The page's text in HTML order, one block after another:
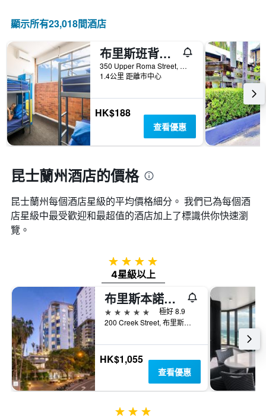
天
找
到
的
本
週
末
房
間
平
格。
圖
表
具
有
1Y
軸，
顯
示
房
間
平
均
格
顯示所有23,018間酒店
布里斯班背包客夏屋
350 Upper Roma Street, 布里斯本, QLD, 澳洲
1.4公里 距離市中心
HK$188
查看優惠
昆士蘭州酒店的價格
昆士蘭州​每個酒店星級的平均價格細分。 我們已為每個酒
店星級中最受歡迎和最超值的酒店加上了標識供你快速瀏
覽。
4星級
4星級以上
布里斯本諾富特酒店
5星級
極好 8.9
200 Creek Street, 布里斯本, QLD, 澳洲
HK$1,055
查看優惠
3星級